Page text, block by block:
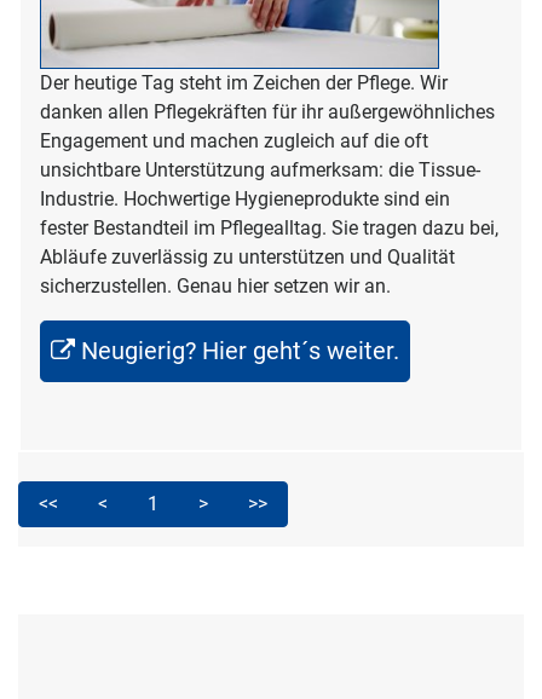
Der heutige Tag steht im Zeichen der Pflege. Wir
danken allen Pflegekräften für ihr außergewöhnliches
Engagement und machen zugleich auf die oft
unsichtbare Unterstützung aufmerksam: die Tissue-
Industrie. Hochwertige Hygieneprodukte sind ein
fester Bestandteil im Pflegealltag. Sie tragen dazu bei,
Abläufe zuverlässig zu unterstützen und Qualität
sicherzustellen. Genau hier setzen wir an.
Neugierig? Hier geht´s weiter.
<< < 1 > >>